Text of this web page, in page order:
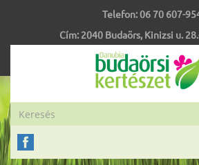
Telefon:06 70 607-
Cím: 2040 Budaörs, Kinizsi u.